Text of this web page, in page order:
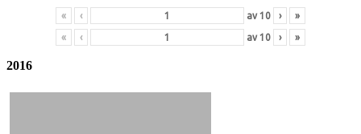
« ‹ av10 › »
« ‹ av10 › »
2016